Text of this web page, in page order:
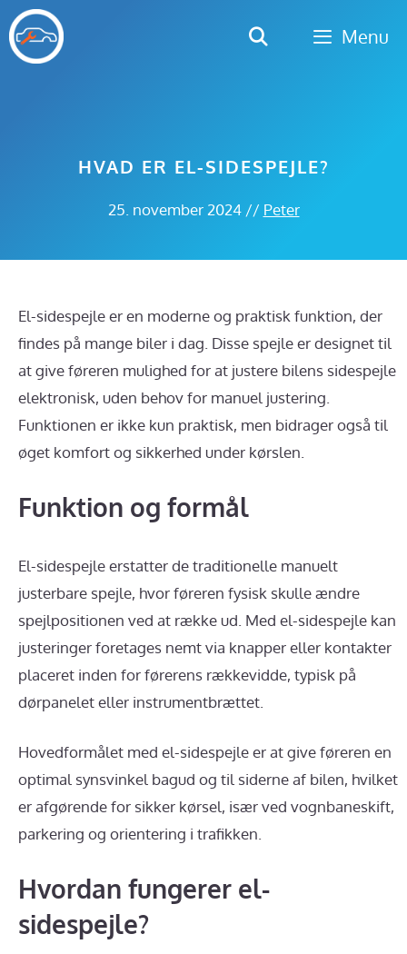
Hop
til
indhold
Menu
HVAD ER EL-SIDESPEJLE?
25. november 2024// Peter
El-sidespejle er en moderne og praktisk funktion, der
findes på mange biler i dag. Disse spejle er designet til
at give føreren mulighed for at justere bilens sidespejle
elektronisk, uden behov for manuel justering.
Funktionen er ikke kun praktisk, men bidrager også til
øget komfort og sikkerhed under kørslen.
Funktion og formål
El-sidespejle erstatter de traditionelle manuelt
justerbare spejle, hvor føreren fysisk skulle ændre
spejlpositionen ved at række ud. Med el-sidespejle kan
justeringer foretages nemt via knapper eller kontakter
placeret inden for førerens rækkevidde, typisk på
dørpanelet eller instrumentbrættet.
Hovedformålet med el-sidespejle er at give føreren en
optimal synsvinkel bagud og til siderne af bilen, hvilket
er afgørende for sikker kørsel, især ved vognbaneskift,
parkering og orientering i trafikken.
Hvordan fungerer el-
sidespejle?